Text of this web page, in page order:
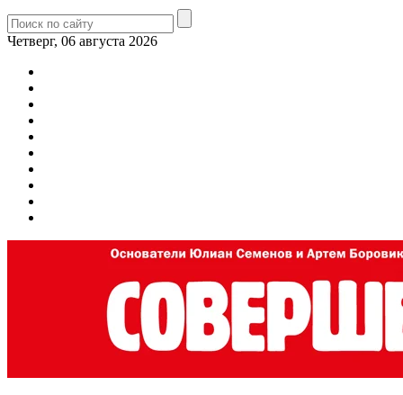
Четверг, 06 августа 2026